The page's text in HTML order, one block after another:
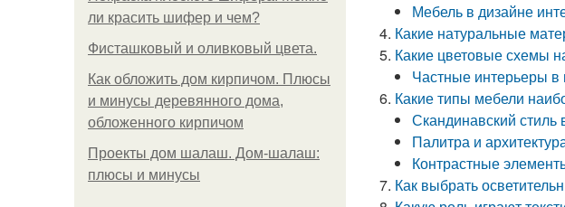
ли красить шифер и чем?
Фисташковый и оливковый цвета.
Как обложить дом кирпичом. Плюсы
и минусы деревянного дома,
обложенного кирпичом
Проекты дом шалаш. Дом-шалаш:
плюсы и минусы
Мебель в дизайне
Какие натуральные
Какие цветовые схемы
Частные интерьеры
Какие типы мебели
Скандинавский
Палитра и
Контрастные
Как выбрать